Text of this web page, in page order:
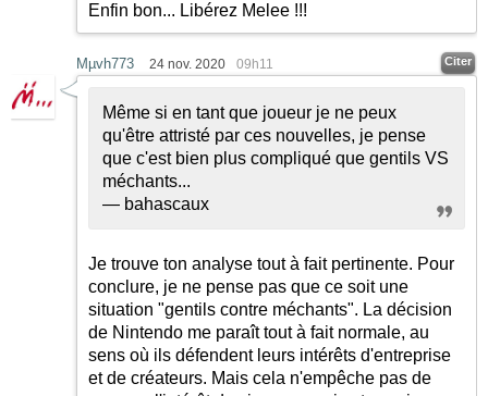
Enfin bon... Libérez Melee !!!
Mµvh773 24 nov. 2020 09h11 Citer
Même si en tant que joueur je ne peux
qu'être attristé par ces nouvelles, je pense
que c'est bien plus compliqué que gentils VS
méchants...
— bahascaux
Je trouve ton analyse tout à fait pertinente. Pour
conclure, je ne pense pas que ce soit une
situation "gentils contre méchants". La décision
de Nintendo me paraît tout à fait normale, au
sens où ils défendent leurs intérêts d'entreprise
et de créateurs. Mais cela n'empêche pas de